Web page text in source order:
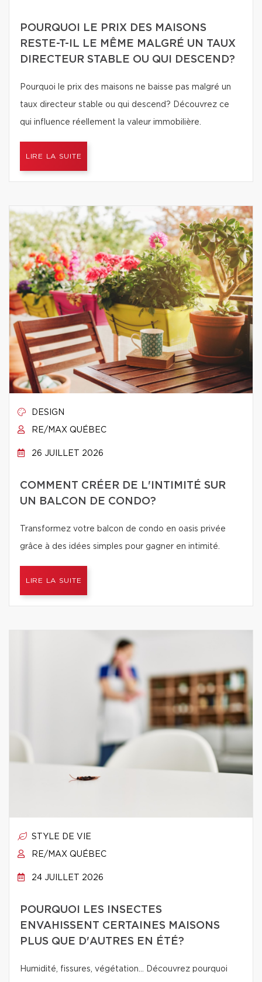
POURQUOI LE PRIX DES MAISONS
RESTE-T-IL LE MÊME MALGRÉ UN TAUX
DIRECTEUR STABLE OU QUI DESCEND?
Pourquoi le prix des maisons ne baisse pas malgré un
taux directeur stable ou qui descend? Découvrez ce
qui influence réellement la valeur immobilière.
LIRE LA SUITE
DESIGN
RE/MAX QUÉBEC
26 JUILLET 2026
COMMENT CRÉER DE L'INTIMITÉ SUR
UN BALCON DE CONDO?
Transformez votre balcon de condo en oasis privée
grâce à des idées simples pour gagner en intimité.
LIRE LA SUITE
STYLE DE VIE
RE/MAX QUÉBEC
24 JUILLET 2026
POURQUOI LES INSECTES
ENVAHISSENT CERTAINES MAISONS
PLUS QUE D'AUTRES EN ÉTÉ?
Humidité, fissures, végétation… Découvrez pourquoi